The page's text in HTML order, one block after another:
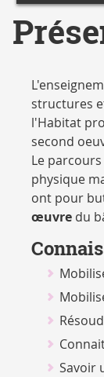
structures
l'Habitat
second
Le
physique
ont pour
œuvre du
Savoir